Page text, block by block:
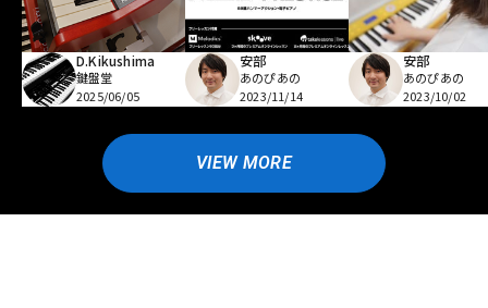
D.Kikushima
鍵盤堂
2025/06/05
安部
あのぴあの
2023/11/14
安部
あのぴあの
2023/10/02
VIEW MORE